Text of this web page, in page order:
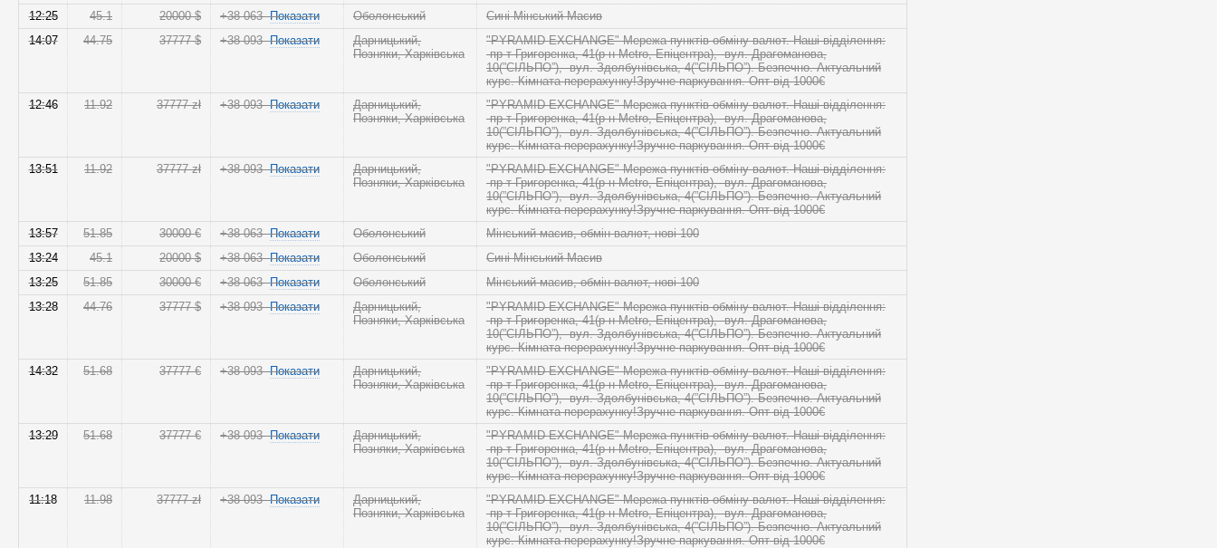
12:25
45.1 20000 $ +38 063Показати Оболонський
Синi Мiнський Масив
14:07
44.75 37777 $ +38 093Показати
Дарницький,
Позняки, Харківська
"PYRAMID EXCHANGE" Мережа пунктів обміну валют. Наші відділення:
-пр-т Григоренка, 41(р-н Metro, Епіцентра), -вул. Драгоманова,
10(”СІЛЬПО”), -вул. Здолбунівська, 4(”СІЛЬПО”). Безпечно. Актуальний
курс. Кімната перерахунку!Зручне паркування. Опт від 1000€
12:46
11.92 37777 zł +38 093Показати
Дарницький,
Позняки, Харківська
"PYRAMID EXCHANGE" Мережа пунктів обміну валют. Наші відділення:
-пр-т Григоренка, 41(р-н Metro, Епіцентра), -вул. Драгоманова,
10(”СІЛЬПО”), -вул. Здолбунівська, 4(”СІЛЬПО”). Безпечно. Актуальний
курс. Кімната перерахунку!Зручне паркування. Опт від 1000€
13:51
11.92 37777 zł +38 093Показати
Дарницький,
Позняки, Харківська
"PYRAMID EXCHANGE" Мережа пунктів обміну валют. Наші відділення:
-пр-т Григоренка, 41(р-н Metro, Епіцентра), -вул. Драгоманова,
10(”СІЛЬПО”), -вул. Здолбунівська, 4(”СІЛЬПО”). Безпечно. Актуальний
курс. Кімната перерахунку!Зручне паркування. Опт від 1000€
13:57
51.85 30000 € +38 063Показати Оболонський
Мінський масив, обмін валют, нові 100
13:24
45.1 20000 $ +38 063Показати Оболонський
Синi Мiнський Масив
13:25
51.85 30000 € +38 063Показати Оболонський
Мінський масив, обмін валют, нові 100
13:28
44.76 37777 $ +38 093Показати
Дарницький,
Позняки, Харківська
"PYRAMID EXCHANGE" Мережа пунктів обміну валют. Наші відділення:
-пр-т Григоренка, 41(р-н Metro, Епіцентра), -вул. Драгоманова,
10(”СІЛЬПО”), -вул. Здолбунівська, 4(”СІЛЬПО”). Безпечно. Актуальний
курс. Кімната перерахунку!Зручне паркування. Опт від 1000€
14:32
51.68 37777 € +38 093Показати
Дарницький,
Позняки, Харківська
"PYRAMID EXCHANGE" Мережа пунктів обміну валют. Наші відділення:
-пр-т Григоренка, 41(р-н Metro, Епіцентра), -вул. Драгоманова,
10(”СІЛЬПО”), -вул. Здолбунівська, 4(”СІЛЬПО”). Безпечно. Актуальний
курс. Кімната перерахунку!Зручне паркування. Опт від 1000€
13:29
51.68 37777 € +38 093Показати
Дарницький,
Позняки, Харківська
"PYRAMID EXCHANGE" Мережа пунктів обміну валют. Наші відділення:
-пр-т Григоренка, 41(р-н Metro, Епіцентра), -вул. Драгоманова,
10(”СІЛЬПО”), -вул. Здолбунівська, 4(”СІЛЬПО”). Безпечно. Актуальний
курс. Кімната перерахунку!Зручне паркування. Опт від 1000€
11:18
11.98 37777 zł +38 093Показати
Дарницький,
Позняки, Харківська
"PYRAMID EXCHANGE" Мережа пунктів обміну валют. Наші відділення:
-пр-т Григоренка, 41(р-н Metro, Епіцентра), -вул. Драгоманова,
10(”СІЛЬПО”), -вул. Здолбунівська, 4(”СІЛЬПО”). Безпечно. Актуальний
курс. Кімната перерахунку!Зручне паркування. Опт від 1000€